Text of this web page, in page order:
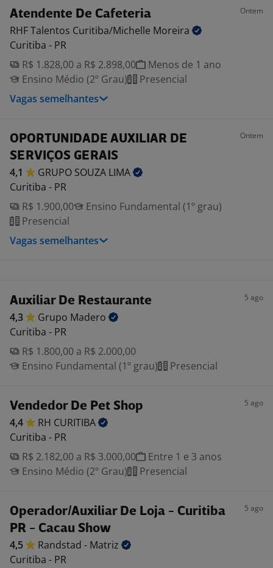
Atendente De Cafeteria Ontem
RHF Talentos Curitiba/Michelle Moreira
Curitiba - PR
R$ 1.828,00 a R$ 2.898,00
Menos de 1 ano
Ensino Médio (2º Grau)
Presencial
Vagas semelhantes
OPORTUNIDADE AUXILIAR DE
SERVIÇOS GERAIS
Ontem
4,1 GRUPO SOUZA LIMA
Curitiba - PR
R$ 1.900,00
Ensino Fundamental (1º grau)
Presencial
Vagas semelhantes
Auxiliar De Restaurante 5 ago
4,3 Grupo Madero
Curitiba - PR
R$ 1.800,00 a R$ 2.000,00
Ensino Fundamental (1º grau)
Presencial
Vendedor De Pet Shop 5 ago
4,4 RH CURITIBA
Curitiba - PR
R$ 2.182,00 a R$ 3.000,00
Entre 1 e 3 anos
Ensino Médio (2º Grau)
Presencial
Operador/Auxiliar De Loja - Curitiba
PR - Cacau Show
5 ago
4,5 Randstad - Matriz
Curitiba - PR